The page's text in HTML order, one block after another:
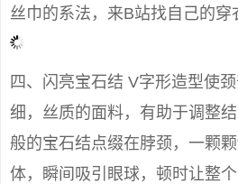
丝巾的系法，来B站找自己的穿
四、闪亮宝石结 V字形造型使
细，丝质的面料，有助于调整
般的宝石结点缀在脖颈，一颗
体，瞬间吸引眼球，顿时让整个